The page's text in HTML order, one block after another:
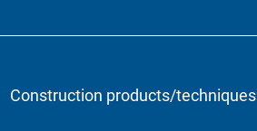
Construction products/techniques